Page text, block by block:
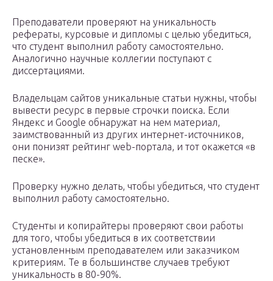
Преподаватели проверяют на уникальность
рефераты, курсовые и дипломы с целью убедиться,
что студент выполнил работу самостоятельно.
Аналогично научные коллегии поступают с
диссертациями.
Владельцам сайтов уникальные статьи нужны, чтобы
вывести ресурс в первые строчки поиска. Если
Яндекс и Google обнаружат на нем материал,
заимствованный из других интернет-источников,
они понизят рейтинг web-портала, и тот окажется «в
песке».
Проверку нужно делать, чтобы убедиться, что студент
выполнил работу самостоятельно.
Студенты и копирайтеры проверяют свои работы
для того, чтобы убедиться в их соответствии
установленным преподавателем или заказчиком
критериям. Те в большинстве случаев требуют
уникальность в 80-90%.